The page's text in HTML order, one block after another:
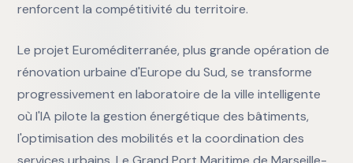
renforcent la compétitivité du territoire.
Le projet Euroméditerranée, plus grande opération de
rénovation urbaine d'Europe du Sud, se transforme
progressivement en laboratoire de la ville intelligente
où l'IA pilote la gestion énergétique des bâtiments,
l'optimisation des mobilités et la coordination des